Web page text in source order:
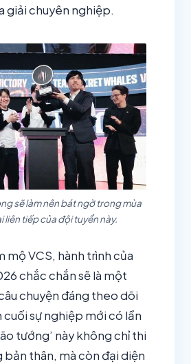
giải chuyên nghiệp.
sẽ làm nên bát ngờ trong mùa
liên tiếp của đội tuyển này.
mộ VCS, hành trình của
chắc chắn sẽ là một
chuyện đáng theo dõi
cuối sự nghiệp mới có lần
tướng’ này không chỉ thi
bản thân, mà còn đại diện